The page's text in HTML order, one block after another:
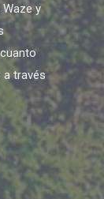
y
a través